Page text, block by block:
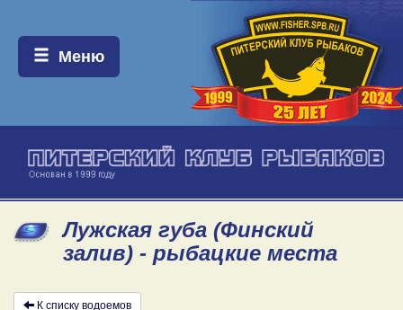
Меню:
Меню
Лужская губа (Финский
залив) - рыбацкие места
К списку водоемов